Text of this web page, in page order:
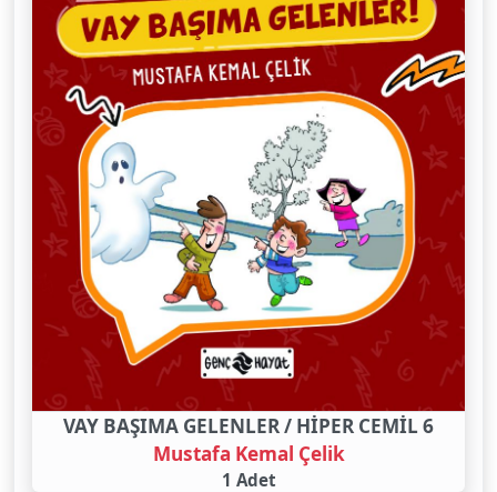
VAY BAŞIMA GELENLER / HİPER CEMİL 6
Mustafa Kemal Çelik
1 Adet